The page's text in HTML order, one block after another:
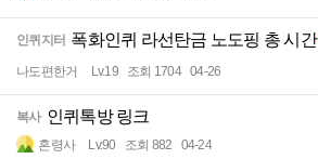
인퀴지터 폭화인퀴 라선탄금 노도핑 총 시간
나도편한거 Lv.19 조회 1704 04-26
복사 인퀴톡방 링크
혼령사 Lv.90 조회 882 04-24